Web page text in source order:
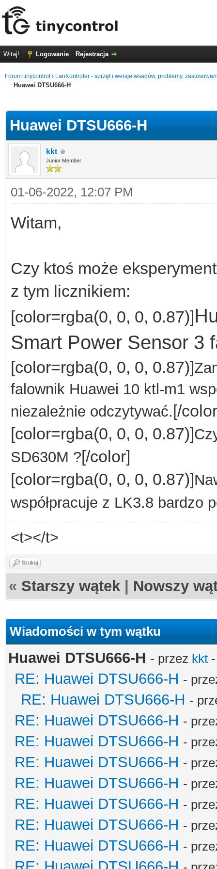
Witaj! Logowanie Rejestracja
Forum tinycontrol › LanKontroler - sprzęt i wersje wsadów, problemy,
Huawei DTSU666-H
Huawei DTSU666-H
kkt
Junior Member
01-06-2022, 12:07 PM
Witam,
Czy ktoś może
z tym licznikiem:
[color=rgba(0, 0, 0, 0.87)]
Smart Power Sensor 3
[color=rgba(0, 0, 0, 0.87)]
falownik Huawei 10 ktl-m1
niezależnie odczytywać.[/
[color=rgba(0, 0, 0, 0.87)]
SD630M ?[/color]
[color=rgba(0, 0, 0, 0.87)]
współpracuje z LK3.8 bardzo
<t></t>
Szukaj
« Starszy wątek Nowszy
Wiadomości w tym wątku
Huawei DTSU666-H - przez kkt
RE: Huawei DTSU666-H -
RE: Huawei DTSU666-H -
RE: Huawei DTSU666-H -
RE: Huawei DTSU666-H -
RE: Huawei DTSU666-H -
RE: Huawei DTSU666-H -
RE: Huawei DTSU666-H -
RE: Huawei DTSU666-H -
RE: Huawei DTSU666-H -